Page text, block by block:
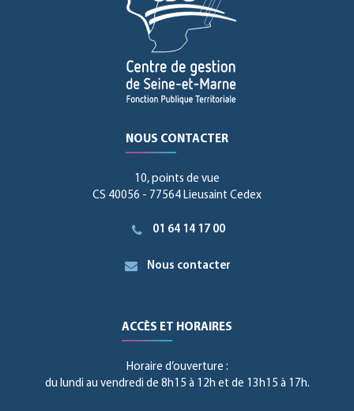
NOUS CONTACTER
10, points de vue
CS 40056 - 77564 Lieusaint Cedex
01 64 14 17 00
Nous contacter
ACCÈS ET HORAIRES
Horaire d’ouverture :
du lundi au vendredi de 8h15 à 12h et de 13h15 à 17h.